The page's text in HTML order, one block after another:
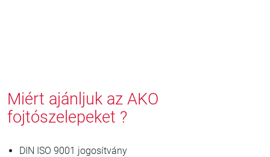
Miért ajánljuk az AKO
fojtószelepeket ?
DIN ISO 9001 jogosítvány